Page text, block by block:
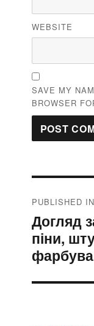
WEBSITE
SAVE MY
BROWSER
Post
PUBLISHED IN
Догляд
піни,